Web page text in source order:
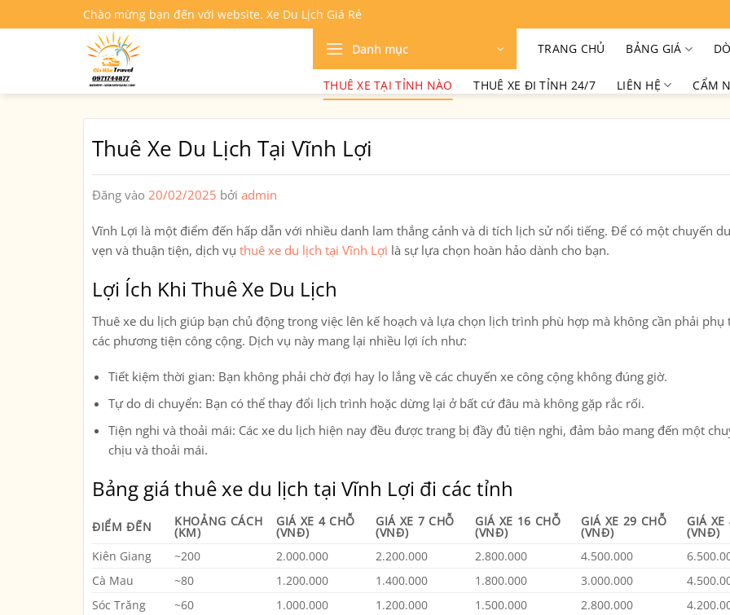
qua
Chào mừng bạn đến với website. Xe Du Lịch Giá Rẻ
Danh mục TRANG CHỦ BẢNG GIÁ
THUÊ XE TẠI TỈNH NÀO THUÊ XE ĐI TỈNH 24/7 LIÊN HỆ CẨM
Thuê Xe Du Lịch Tại Vĩnh Lợi
Đăng vào 20/02/2025 bởi admin
Vĩnh Lợi là một điểm đến hấp dẫn với nhiều danh lam thắng cảnh và di tích lịch sử nổi tiếng. Để có một chuyến
vẹn và thuận tiện, dịch vụ thuê xe du lịch tại Vĩnh Lợi là sự lựa chọn hoàn hảo dành cho bạn.
Lợi Ích Khi Thuê Xe Du Lịch
Thuê xe du lịch giúp bạn chủ động trong việc lên kế hoạch và lựa chọn lịch trình phù hợp mà không cần phải phụ
các phương tiện công cộng. Dịch vụ này mang lại nhiều lợi ích như:
Tiết kiệm thời gian: Bạn không phải chờ đợi hay lo lắng về các chuyến xe công cộng không đúng giờ.
Tự do di chuyển: Bạn có thể thay đổi lịch trình hoặc dừng lại ở bất cứ đâu mà không gặp rắc rối.
Tiện nghi và thoải mái: Các xe du lịch hiện nay đều được trang bị đầy đủ tiện nghi, đảm bảo mang đến một
chịu và thoải mái.
Bảng giá thuê xe du lịch tại Vĩnh Lợi đi các tỉnh
ĐIỂM ĐẾN KHOẢNG CÁCH
(KM)
GIÁ XE 4 CHỖ
(VNĐ)
GIÁ XE 7 CHỖ
(VNĐ)
GIÁ XE 16 CHỖ
(VNĐ)
GIÁ XE 29 CHỖ
(VNĐ)
GIÁ
(VNĐ)
Kiên Giang
~200 2.000.000 2.200.000 2.800.000 4.500.000
Cà Mau
~80 1.200.000 1.400.000 1.800.000 3.000.000
Sóc Trăng
~60 1.000.000 1.200.000 1.500.000 2.800.000